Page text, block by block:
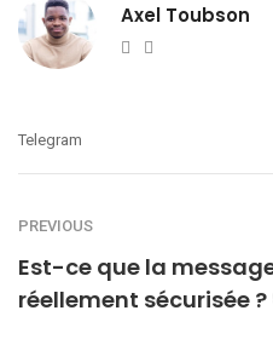
Axel Toubson
Website
Telegram
PREVIOUS
Est-ce que la
réellement sécurisée ?